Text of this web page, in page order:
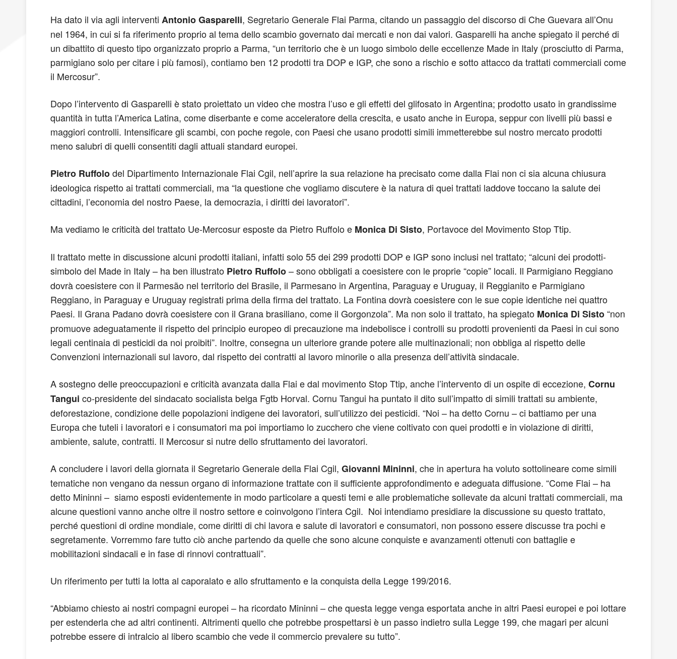
Ha dato il via agli interventi Antonio Gasparelli, Segretario Generale Flai Parma, citando un passaggio del discorso di Che Guevara all’Onu
nel 1964, in cui si fa riferimento proprio al tema dello scambio governato dai mercati e non dai valori. Gasparelli ha anche spiegato il perché di
un dibattito di questo tipo organizzato proprio a Parma, “un territorio che è un luogo simbolo delle eccellenze Made in Italy (prosciutto di Parma,
parmigiano solo per citare i più famosi), contiamo ben 12 prodotti tra DOP e IGP, che sono a rischio e sotto attacco da trattati commerciali come
il Mercosur”.
Dopo l’intervento di Gasparelli è stato proiettato un video che mostra l’uso e gli effetti del glifosato in Argentina; prodotto usato in grandissime
quantità in tutta l’America Latina, come diserbante e come acceleratore della crescita, e usato anche in Europa, seppur con livelli più bassi e
maggiori controlli. Intensificare gli scambi, con poche regole, con Paesi che usano prodotti simili immetterebbe sul nostro mercato prodotti
meno salubri di quelli consentiti dagli attuali standard europei.
Pietro Ruffolodel Dipartimento Internazionale Flai Cgil, nell’aprire la sua relazione ha precisato come dalla Flai non ci sia alcuna chiusura
ideologica rispetto ai trattati commerciali, ma “la questione che vogliamo discutere è la natura di quei trattati laddove toccano la salute dei
cittadini, l’economia del nostro Paese, la democrazia, i diritti dei lavoratori”.
Ma vediamo le criticità del trattato Ue-Mercosur esposte da Pietro Ruffolo e Monica Di Sisto, Portavoce del Movimento Stop Ttip.
Il trattato mette in discussione alcuni prodotti italiani, infatti solo 55 dei 299 prodotti DOP e IGP sono inclusi nel trattato; “alcuni dei prodotti-
simbolo del Made in Italy – ha ben illustrato Pietro Ruffolo– sono obbligati a coesistere con le proprie “copie” locali. Il Parmigiano Reggiano
dovrà coesistere con il Parmesão nel territorio del Brasile, il Parmesano in Argentina, Paraguay e Uruguay, il Reggianito e Parmigiano
Reggiano, in Paraguay e Uruguay registrati prima della firma del trattato. La Fontina dovrà coesistere con le sue copie identiche nei quattro
Paesi. Il Grana Padano dovrà coesistere con il Grana brasiliano, come il Gorgonzola”. Ma non solo il trattato, ha spiegato Monica Di Sisto“non
promuove adeguatamente il rispetto del principio europeo di precauzione ma indebolisce i controlli su prodotti provenienti da Paesi in cui sono
legali centinaia di pesticidi da noi proibiti”. Inoltre, consegna un ulteriore grande potere alle multinazionali; non obbliga al rispetto delle
Convenzioni internazionali sul lavoro, dal rispetto dei contratti al lavoro minorile o alla presenza dell’attività sindacale.
A sostegno delle preoccupazioni e criticità avanzata dalla Flai e dal movimento Stop Ttip, anche l’intervento di un ospite di eccezione, Cornu
Tangui co-presidente del sindacato socialista belga Fgtb Horval. Cornu Tangui ha puntato il dito sull’impatto di simili trattati su ambiente,
deforestazione, condizione delle popolazioni indigene dei lavoratori, sull’utilizzo dei pesticidi. “Noi – ha detto Cornu – ci battiamo per una
Europa che tuteli i lavoratori e i consumatori ma poi importiamo lo zucchero che viene coltivato con quei prodotti e in violazione di diritti,
ambiente, salute, contratti. Il Mercosur si nutre dello sfruttamento dei lavoratori.
A concludere i lavori della giornata il Segretario Generale della Flai Cgil, Giovanni Mininni, che in apertura ha voluto sottolineare come simili
tematiche non vengano da nessun organo di informazione trattate con il sufficiente approfondimento e adeguata diffusione. “Come Flai – ha
detto Mininni – siamo esposti evidentemente in modo particolare a questi temi e alle problematiche sollevate da alcuni trattati commerciali, ma
alcune questioni vanno anche oltre il nostro settore e coinvolgono l’intera Cgil. Noi intendiamo presidiare la discussione su questo trattato,
perché questioni di ordine mondiale, come diritti di chi lavora e salute di lavoratori e consumatori, non possono essere discusse tra pochi e
segretamente. Vorremmo fare tutto ciò anche partendo da quelle che sono alcune conquiste e avanzamenti ottenuti con battaglie e
mobilitazioni sindacali e in fase di rinnovi contrattuali”.
Un riferimento per tutti la lotta al caporalato e allo sfruttamento e la conquista della Legge 199/2016.
“Abbiamo chiesto ai nostri compagni europei – ha ricordato Mininni – che questa legge venga esportata anche in altri Paesi europei e poi lottare
per estenderla che ad altri continenti. Altrimenti quello che potrebbe prospettarsi è un passo indietro sulla Legge 199, che magari per alcuni
potrebbe essere di intralcio al libero scambio che vede il commercio prevalere su tutto”.